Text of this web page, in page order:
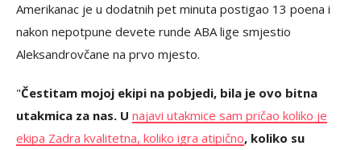
Amerikanac je u dodatnih pet minuta postigao 13 poena i
nakon nepotpune devete runde ABA lige smjestio
Aleksandrovčane na prvo mjesto.
"Čestitam mojoj ekipi na pobjedi, bila je ovo bitna
utakmica za nas. U najavi utakmice sam pričao koliko je
ekipa Zadra kvalitetna, koliko igra atipično, koliko su